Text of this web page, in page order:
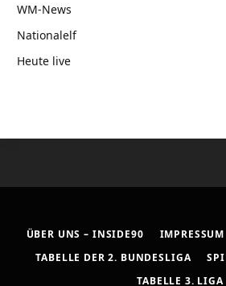
WM-News
Nationalelf
Heute live
ÜBER UNS – INSIDE90 IMPRESSUM
TABELLE DER 2. BUNDESLIGA
TABELLE 3. LIGA